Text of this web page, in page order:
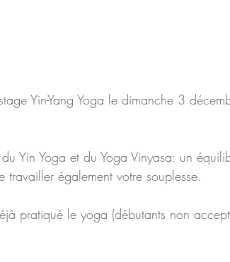
également votre souplesse.
pratiqué le yoga (débutants non